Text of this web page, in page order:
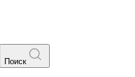
Поиск